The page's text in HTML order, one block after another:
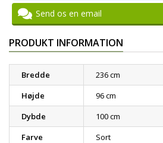
Send os en email
PRODUKT INFORMATION
Bredde
236 cm
Højde
96 cm
Dybde
100 cm
Farve
Sort